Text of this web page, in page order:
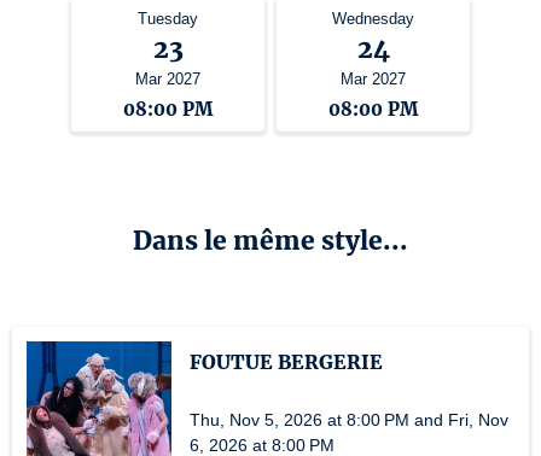
Tuesday
23
Mar 2027
08:00 PM
Wednesday
24
Mar 2027
08:00 PM
Dans le même style...
FOUTUE BERGERIE
Thu, Nov 5, 2026 at 8:00 PM and Fri, Nov
6, 2026 at 8:00 PM